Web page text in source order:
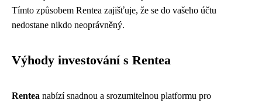
Tímto způsobem Rentea zajišťuje, že se do vašeho účtu
nedostane nikdo neoprávněný.
Výhody investování s Rentea
Rentea nabízí snadnou a srozumitelnou platformu pro